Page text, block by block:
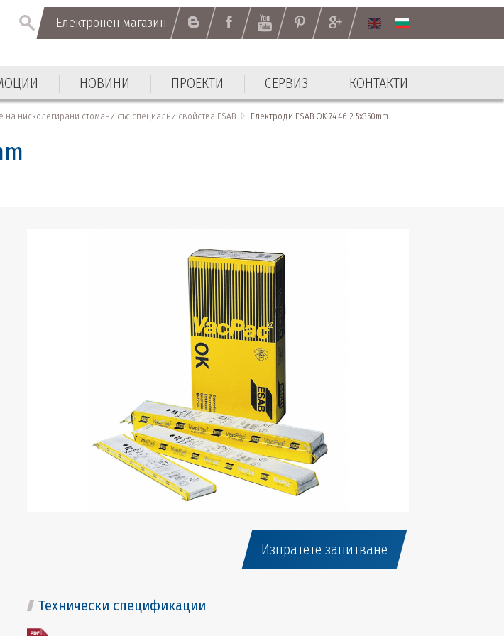
Електронен магазин
НОВИНИ ПРОЕКТИ СЕРВИЗ КОНТАКТИ
Електронен магазин
нисколегирани стомани със специални свойства ESAB Електроди ESAB OK 74.46 2.5x350mm
Изпратете запитване
Технически спецификации